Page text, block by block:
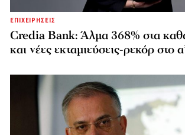
ΕΠΙΧΕΙΡΗΣΕΙΣ
Credia Bank: Άλμα 368% στα
και νέες εκταμιεύσεις-ρεκόρ στο